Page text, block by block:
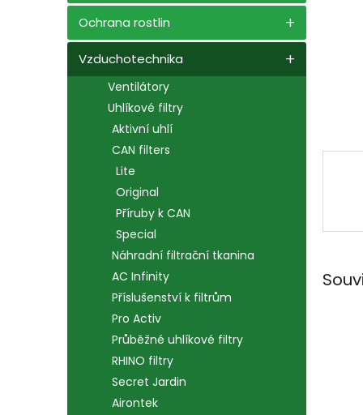
l
Ochrana rostlin
Vzduchotechnika
Ventilátory
Uhlíkové filtry
Aktivní uhlí
CAN filters
Lite
Original
Příruby k CAN
Special
Náhradní filtrační tkanina
AC Infinity
Příslušenství k filtrům
Pro Activ
Průběžné uhlíkové filtry
RHINO filtry
Secret Jardin
Airontek